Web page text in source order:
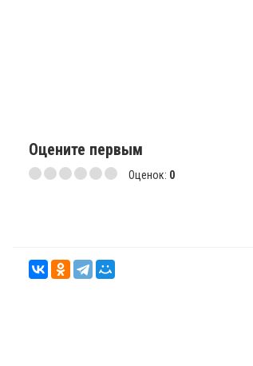
Оцените первым
Оценок: 0